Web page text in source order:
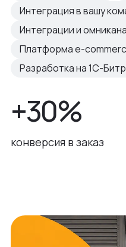
Интеграция в вашу
Интеграции и
Платформа e-
Разработка на 1С-
+30%
конверсия в заказ